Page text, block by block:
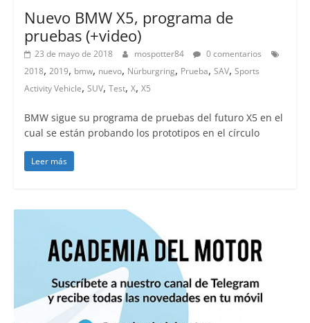
Nuevo BMW X5, programa de
pruebas (+video)
23 de mayo de 2018 mospotter84
0 comentarios
2018, 2019, bmw, nuevo, Nürburgring, Prueba, SAV, Sports
Activity Vehicle, SUV, Test, X, X5
BMW sigue su programa de pruebas del futuro X5 en el
cual se están probando los prototipos en el círculo
Leer más